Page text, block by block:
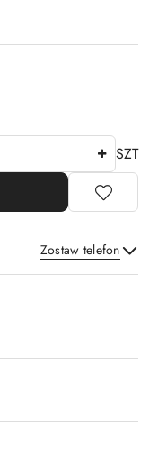
SZT
Zostaw telefon